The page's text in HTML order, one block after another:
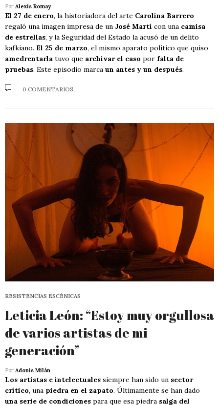
Por Alexis Romay
El 27 de enero, la historiadora del arte Carolina Barrero
regaló una imagen impresa de un José Martí con una camisa
de estrellas, y la Seguridad del Estado la acusó de un delito
kafkiano. El 25 de marzo, el mismo aparato político que quiso
amedrentarla tuvo que archivar el caso por falta de
pruebas. Este episodio marca un antes y un después.
0 COMENTARIOS
RESISTENCIAS ESCÉNICAS
Leticia León: “Estoy muy orgullosa
de varios artistas de mi
generación”
Por Adonis Milán
Los artistas e intelectuales siempre han sido un sector
crítico, una piedra en el zapato. Últimamente se han dado
una serie de condiciones para que esa piedra salga del